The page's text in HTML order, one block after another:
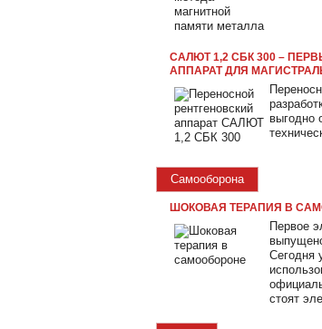
САЛЮТ 1,2 СБК 300 –
АППАРАТ ДЛЯ
выгодно
Самооборона
ШОКОВАЯ ТЕРАПИЯ В
Первое
Сегодня
стоят